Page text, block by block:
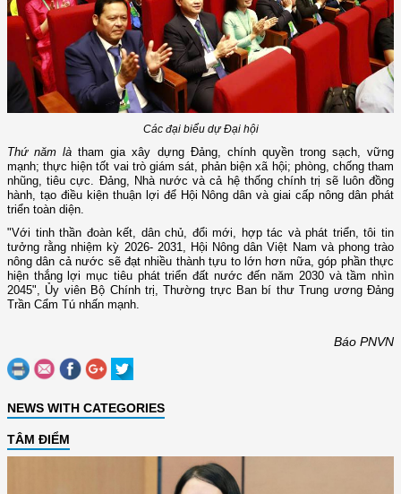
Các đại biểu dự Đại hội
Thứ năm là tham gia xây dựng Đảng, chính quyền trong sạch, vững
mạnh; thực hiện tốt vai trò giám sát, phản biện xã hội; phòng, chống tham
nhũng, tiêu cực. Đảng, Nhà nước và cả hệ thống chính trị sẽ luôn đồng
hành, tạo điều kiện thuận lợi để Hội Nông dân và giai cấp nông dân phát
triển toàn diện.
"Với tinh thần đoàn kết, dân chủ, đổi mới, hợp tác và phát triển, tôi tin
tưởng rằng nhiệm kỳ 2026- 2031, Hội Nông dân Việt Nam và phong trào
nông dân cả nước sẽ đạt nhiều thành tựu to lớn hơn nữa, góp phần thực
hiện thắng lợi mục tiêu phát triển đất nước đến năm 2030 và tầm nhìn
2045", Ủy viên Bộ Chính trị, Thường trực Ban bí thư Trung ương Đảng
Trần Cẩm Tú nhấn mạnh.
Báo PNVN
NEWS WITH CATEGORIES
TÂM ĐIỂM